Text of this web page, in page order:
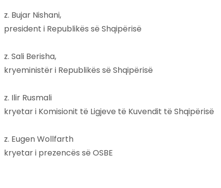
z. Bujar Nishani,
president i Republikës së Shqipërisë
z. Sali Berisha,
kryeministër i Republikës së Shqipërisë
z. Ilir Rusmali
kryetar i Komisionit të Ligjeve të Kuvendit të Shqipërisë
z. Eugen Wollfarth
kryetar i prezencës së OSBE